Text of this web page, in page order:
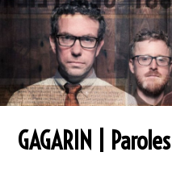
GAGARIN | Paroles